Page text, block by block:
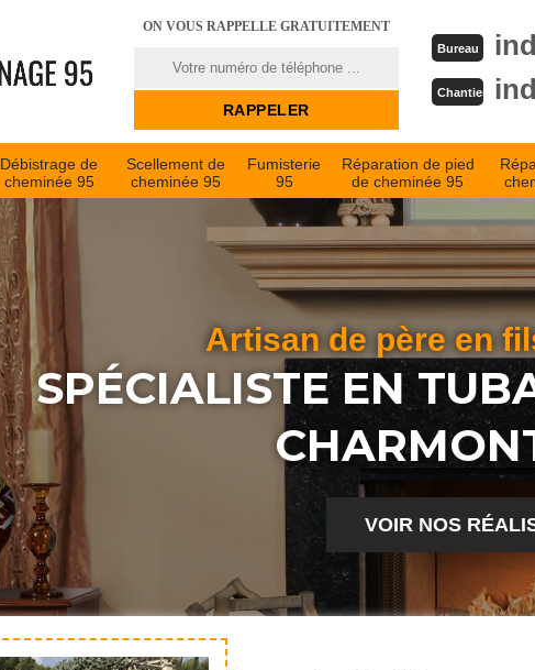
ON VOUS RAPPELLE GRATUITEMENT
Bureau
Chantier
Débistrage de
cheminée 95
Scellement de
cheminée 95
Fumisterie
95
Réparation de pied
de cheminée 95
Artisan de père en
SPÉCIALISTE EN
VOIR NOS